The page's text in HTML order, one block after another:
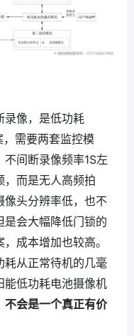
录像，是低功耗
需要两套监控模
间断录像频率1S左
，而是无人高频拍
像头分辨率低，也不
是会大幅降低门锁的
成本增加也较高。
耗从正常待机的几毫
能低功耗电池摄像机
不会是一个真正有价